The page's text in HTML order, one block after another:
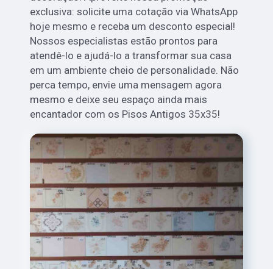
exclusiva: solicite uma cotação via WhatsApp
hoje mesmo e receba um desconto especial!
Nossos especialistas estão prontos para
atendê-lo e ajudá-lo a transformar sua casa
em um ambiente cheio de personalidade. Não
perca tempo, envie uma mensagem agora
mesmo e deixe seu espaço ainda mais
encantador com os Pisos Antigos 35x35!